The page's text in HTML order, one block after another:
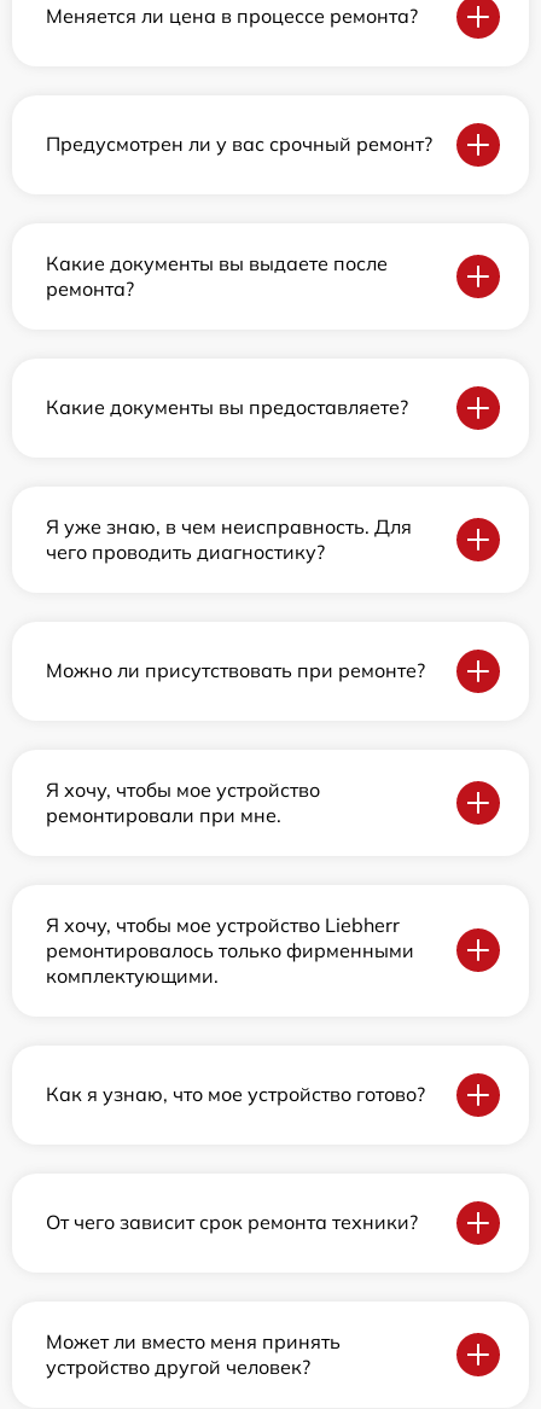
Меняется ли цена в процессе ремонта?
Предусмотрен ли у вас срочный ремонт?
Какие документы вы выдаете после
ремонта?
Какие документы вы предоставляете?
Я уже знаю, в чем неисправность. Для
чего проводить диагностику?
Можно ли присутствовать при ремонте?
Я хочу, чтобы мое устройство
ремонтировали при мне.
Я хочу, чтобы мое устройство Liebherr
ремонтировалось только фирменными
комплектующими.
Как я узнаю, что мое устройство готово?
От чего зависит срок ремонта техники?
Может ли вместо меня принять
устройство другой человек?